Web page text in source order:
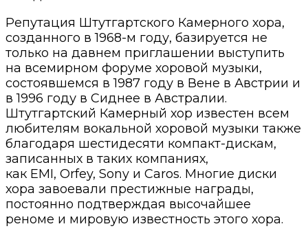
Репутация Штутгартского Камерного хора,
созданного в 1968-м году, базируется не
только на давнем приглашении выступить
на всемирном форуме хоровой музыки,
состоявшемся в 1987 году в Вене в Австрии и
в 1996 году в Сиднее в Австралии.
Штутгартский Камерный хор известен всем
любителям вокальной хоровой музыки также
благодаря шестидесяти компакт-дискам,
записанных в таких компаниях,
как EMI, Orfey, Sony и Caros. Многие диски
хора завоевали престижные награды,
постоянно подтверждая высочайшее
реноме и мировую известность этого хора.